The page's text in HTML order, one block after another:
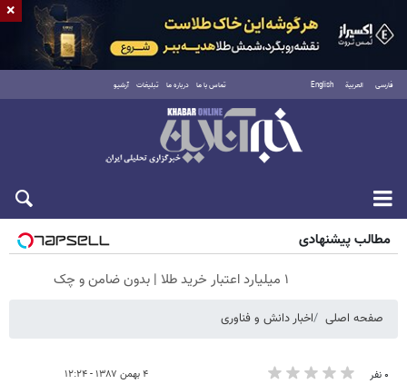
فارسی العربية English تماس با ما درباره ما تبلیغات آرشیو
جمعه ۱۶ مرداد ۱۴۰۵
مطالب پیشنهادی
۱ میلیارد اعتبار خرید طلا | بدون ضامن و چک
صفحه اصلی اخبار دانش و فناوری
۰ نفر ۴ بهمن ۱۳۸۷ - ۱۲:۲۴
×